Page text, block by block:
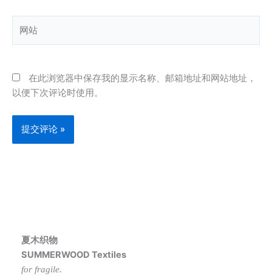
箱
站
在此浏览器中保存我的显示名称、邮箱地址和网站地址，
以便下次评论时使用。
夏木织物
SUMMERWOOD Textiles
for fragile.